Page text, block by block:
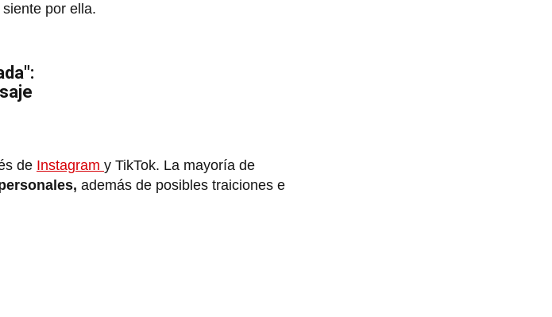
por ella.
de Instagram y TikTok. La mayoría de
además de posibles traiciones e